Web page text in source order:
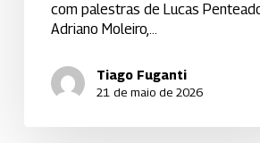
com palestras de Lucas
Adriano Moleiro,…
Tiago Fuganti
21 de maio de 2026